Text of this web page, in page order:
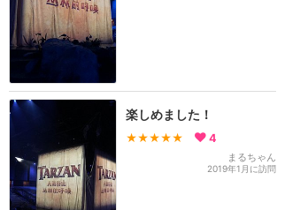
楽しめました！
★★★★★ 4
まるちゃん
2019年1月に訪問